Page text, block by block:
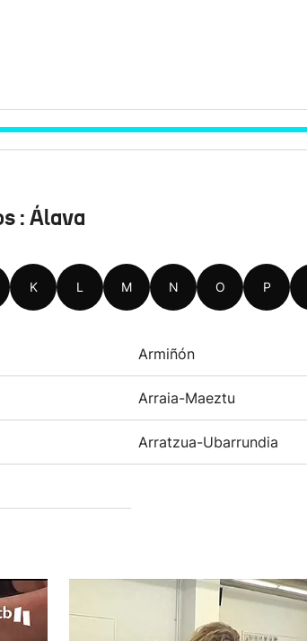
: Álava
K L M N O P
Armiñón
Arraia-Maeztu
Arratzua-Ubarrundia